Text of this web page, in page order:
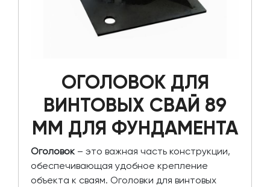
ОГОЛОВОК ДЛЯ
ВИНТОВЫХ СВАЙ 89
ММ ДЛЯ ФУНДАМЕНТА
Оголовок– это важная часть конструкции,
обеспечивающая удобное крепление
объекта к сваям. Оголовки для винтовых